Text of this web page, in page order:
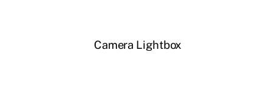
Camera Lightbox